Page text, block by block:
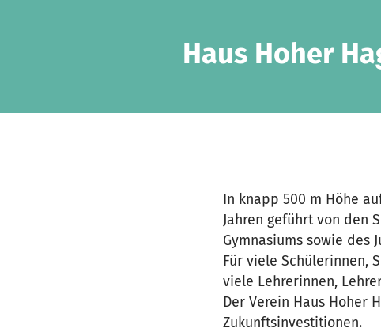
Haus Hoher
In knapp 500 m Höhe
Jahren geführt von den
Gymnasiums sowie des
Für viele Schülerinnen,
viele Lehrerinnen,
Der Verein Haus Hoher
Zukunftsinvestitionen.